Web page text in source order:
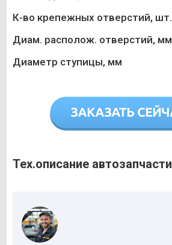
К-во крепежных отверстий, шт.
Диам. располож. отверстий, мм
Диаметр ступицы, мм
Тех.описание автозапчасти